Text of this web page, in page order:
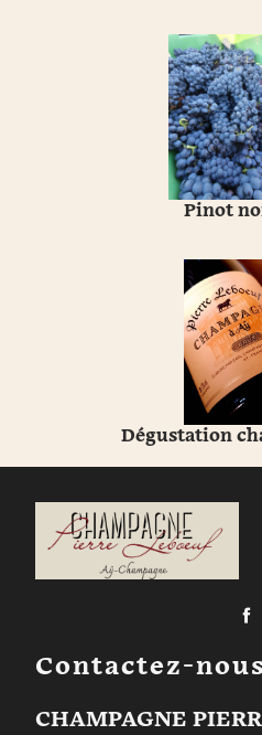
Pinot
Dégustation
Contactez-nous
CHAMPAGNE